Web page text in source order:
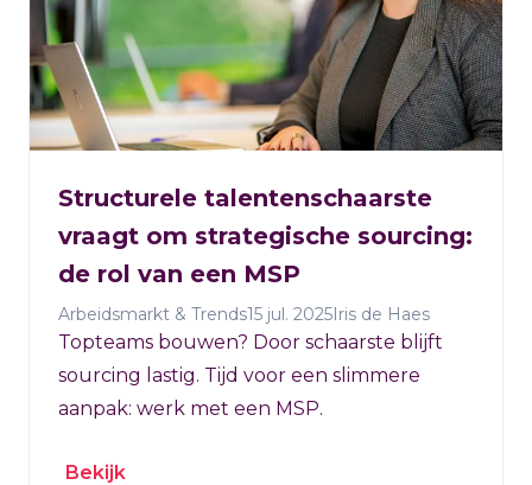
Structurele talentenschaarste
vraagt om strategische sourcing:
de rol van een MSP
Arbeidsmarkt & Trends15 jul. 2025Iris de Haes
Topteams bouwen? Door schaarste blijft
sourcing lastig. Tijd voor een slimmere
aanpak: werk met een MSP.
Bekijk